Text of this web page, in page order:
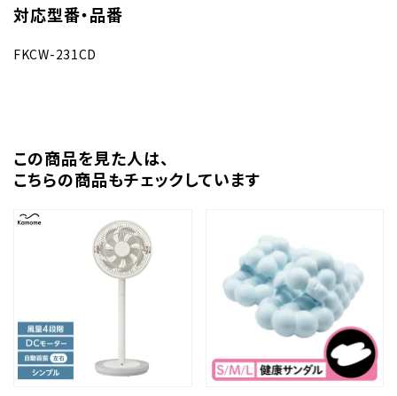
対応型番・品番
FKCW-231CD
この商品を⾒た⼈は、
こちらの商品もチェックしています